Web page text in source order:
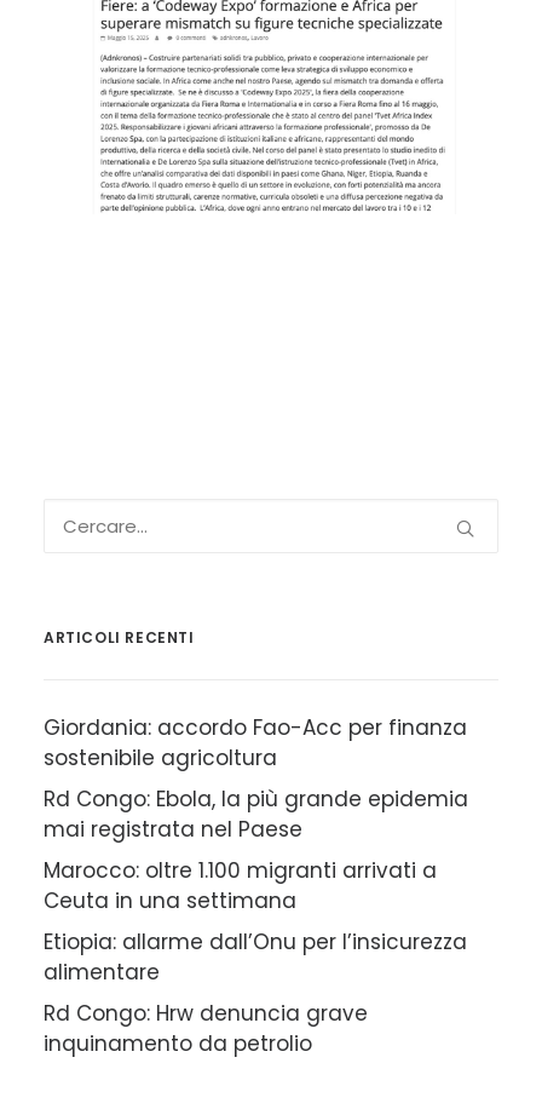
ARTICOLI RECENTI
Giordania: accordo Fao-Acc per finanza
sostenibile agricoltura
Rd Congo: Ebola, la più grande epidemia
mai registrata nel Paese
Marocco: oltre 1.100 migranti arrivati a
Ceuta in una settimana
Etiopia: allarme dall’Onu per l’insicurezza
alimentare
Rd Congo: Hrw denuncia grave
inquinamento da petrolio